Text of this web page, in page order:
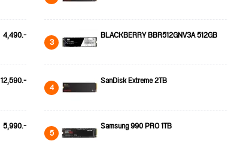
4,490.-
12,590.-
5,990.-
3 BLACKBERRY BBR512GNV3A 512GB
4 SanDisk Extreme 2TB
5 Samsung 990 PRO 1TB